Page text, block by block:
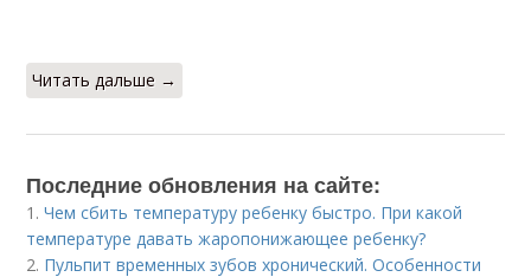
Читать дальше →
Последние обновления на сайте:
1.Чем сбить температуру ребенку быстро. При какой
температуре давать жаропонижающее ребенку?
2. Пульпит временных зубов хронический. Особенности